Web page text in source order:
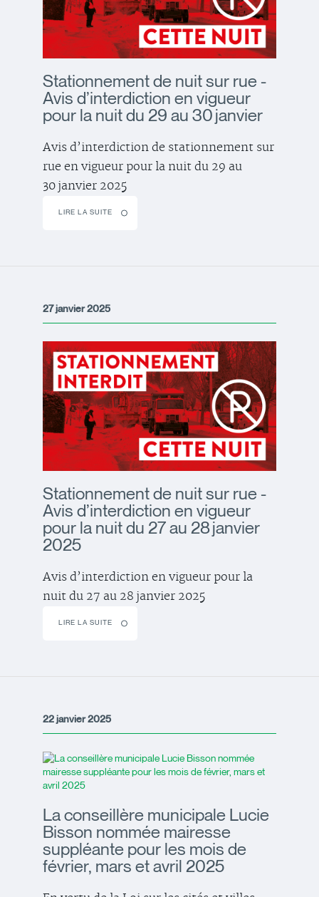
Stationnement de nuit sur rue -
Avis d’interdiction en vigueur
pour la nuit du 29 au 30 janvier
Avis d’interdiction de stationnement sur
rue en vigueur pour la nuit du 29 au
30 janvier 2025
LIRE LA SUITE
27 janvier 2025
Stationnement de nuit sur rue -
Avis d’interdiction en vigueur
pour la nuit du 27 au 28 janvier
2025
Avis d’interdiction en vigueur pour la
nuit du 27 au 28 janvier 2025
LIRE LA SUITE
22 janvier 2025
La conseillère municipale Lucie
Bisson nommée mairesse
suppléante pour les mois de
février, mars et avril 2025